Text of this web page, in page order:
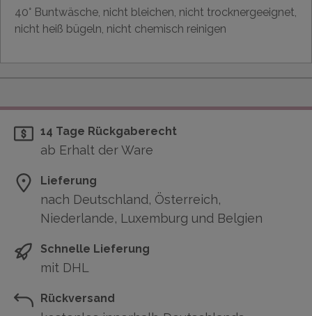
40° Buntwäsche, nicht bleichen, nicht trocknergeeignet,
nicht heiß bügeln, nicht chemisch reinigen
14 Tage Rückgaberecht
ab Erhalt der Ware
Lieferung
nach Deutschland, Österreich,
Niederlande, Luxemburg und Belgien
Schnelle Lieferung
mit DHL
Rückversand